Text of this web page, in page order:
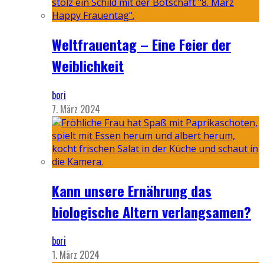
Weltfrauentag – Eine Feier der
Weiblichkeit
bori
7. März 2024
Kann unsere Ernährung das
biologische Altern verlangsamen?
bori
1. März 2024